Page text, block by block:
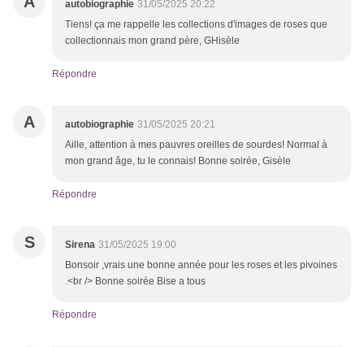
autobiographie 31/05/2025 20:22
Tiens! ça me rappelle les collections d'images de roses que
collectionnais mon grand père, GHisèle
Répondre
A autobiographie 31/05/2025 20:21
Aille, attention à mes pauvres oreilles de sourdes! Normal à
mon grand âge, tu le connais! Bonne soirée, Gisèle
Répondre
S Sirena 31/05/2025 19:00
Bonsoir ,vrais une bonne année pour les roses et les pivoines
.<br /> Bonne soirée Bise a tous
Répondre